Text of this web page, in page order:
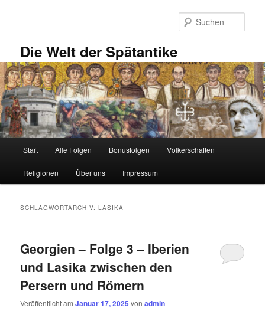
Die Welt der Spätantike
Start Alle Folgen Bonusfolgen Völkerschaften
Religionen Über uns Impressum
SCHLAGWORTARCHIV:LASIKA
Georgien – Folge 3 – Iberien
und Lasika zwischen den
Persern und Römern
Veröffentlicht amJanuar 17, 2025 vonadmin